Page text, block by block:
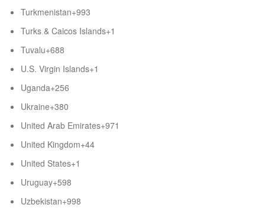
Turkmenistan+993
Turks & Caicos Islands+1
Tuvalu+688
U.S. Virgin Islands+1
Uganda+256
Ukraine+380
United Arab Emirates+971
United Kingdom+44
United States+1
Uruguay+598
Uzbekistan+998